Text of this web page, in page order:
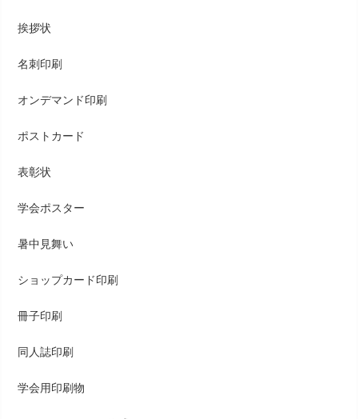
挨拶状
名刺印刷
オンデマンド印刷
ポストカード
表彰状
学会ポスター
暑中見舞い
ショップカード印刷
冊子印刷
同人誌印刷
学会用印刷物